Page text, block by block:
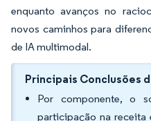
enquanto avanços no
novos caminhos para
de IA multimodal.
Principais Conclusões
Por componente, o
participação na receita